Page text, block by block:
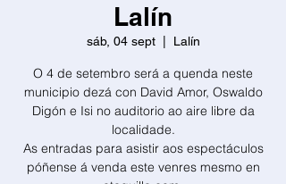
Lalín
sáb, 04 sept
  |
Lalín
O 4 de setembro será a quenda neste
municipio dezá con David Amor, Oswaldo
Digón e Isi no auditorio ao aire libre da
localidade.
As entradas para asistir aos espectáculos
póñense á venda este venres mesmo en